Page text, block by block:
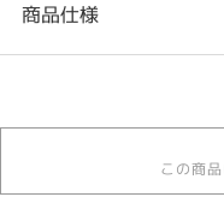
商品仕様
マリッジリングシンプル
Original Rings結婚指輪この商